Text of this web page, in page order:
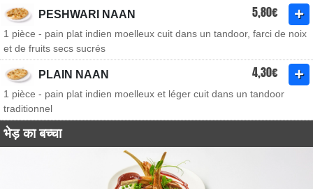
PESHWARI NAAN 5,80€
1 pièce - pain plat indien moelleux cuit dans un tandoor, farci de noix
et de fruits secs sucrés
PLAIN NAAN 4,30€
1 pièce - pain plat indien moelleux et léger cuit dans un tandoor
traditionnel
भेड़ का बच्चा